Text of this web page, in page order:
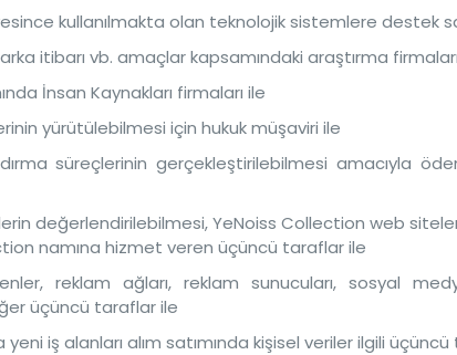
kullanılmakta olan teknolojik sistemlere
itibarı vb. amaçlar kapsamındaki araştırma
İnsan Kaynakları firmaları ile
yürütülebilmesi için hukuk müşaviri ile
süreçlerinin gerçekleştirilebilmesi amacıyla
değerlendirilebilmesi, YeNoiss Collection web
namına hizmet veren üçüncü taraflar ile
reklam ağları, reklam sunucuları, sosyal
üçüncü taraflar ile
yeni iş alanları alım satımında kişisel veriler ilgili